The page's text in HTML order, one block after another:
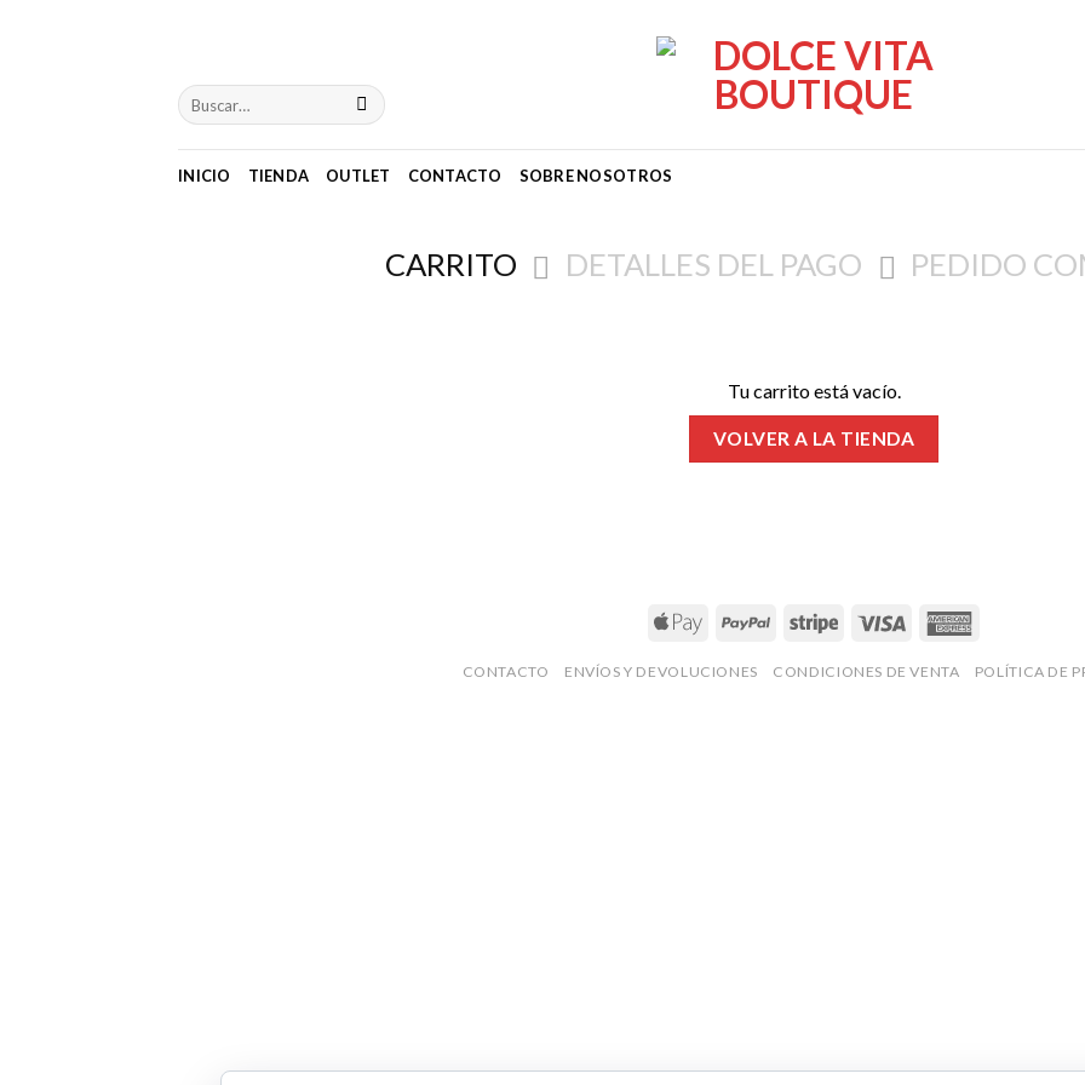
INICIO TIENDA OUTLET CONTACTO SOBRE NOSOTROS
CARRITO DETALLES DEL PAGO PEDIDO
Tu carrito está vacío.
VOLVER A LA TIENDA
CONTACTO ENVÍOS Y DEVOLUCIONES CONDICIONES DE VENTA POLÍTICA DE